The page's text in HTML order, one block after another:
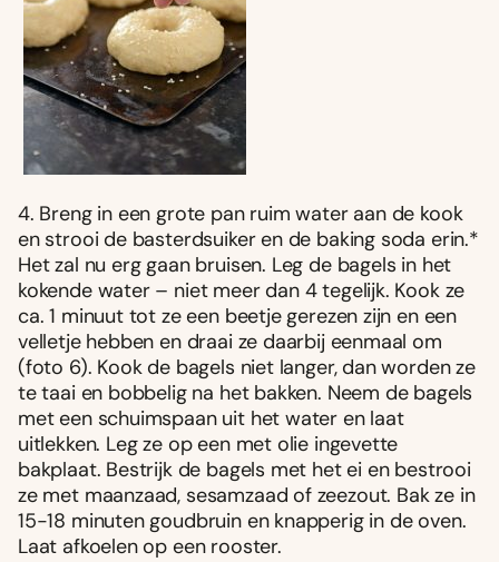
4. Breng in een grote pan ruim water aan de kook
en strooi de basterdsuiker en de baking soda erin.*
Het zal nu erg gaan bruisen. Leg de bagels in het
kokende water – niet meer dan 4 tegelijk. Kook ze
ca. 1 minuut tot ze een beetje gerezen zijn en een
velletje hebben en draai ze daarbij eenmaal om
(foto 6). Kook de bagels niet langer, dan worden ze
te taai en bobbelig na het bakken. Neem de bagels
met een schuimspaan uit het water en laat
uitlekken. Leg ze op een met olie ingevette
bakplaat. Bestrijk de bagels met het ei en bestrooi
ze met maanzaad, sesamzaad of zeezout. Bak ze in
15-18 minuten goudbruin en knapperig in de oven.
Laat afkoelen op een rooster.